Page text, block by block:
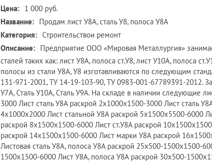
Цена: 1 000 руб.
Название: Продам лист У8А, сталь У8, полоса У8А
Категория: Строительствои ремонт
Описание: Предприятие ООО «Мировая Металлургия»
сталей таких как: лист У8А, полоса ст.У8, лист У10А, полоса
полосы из стали У8А, У8 изготавливаются по следующим
131-971-2001, ТУ 14-19-103-90, ТУ 0983-001-67789391-2012.
У7А, Сталь У10А, Сталь У9А. На складе в наличии следующие
3000 Лист сталь У8А раскрой 2х1000х1500-3000 Лист сталь
4х1000х2000 Лист стальной У8А раскрой 5х1500х5500-6000
раскрой 8х1500х1500-6000 Лист ст.У8А раскрой
раскрой 14х1500х1500-6000 Лист марки У8А раскрой
Листовая сталь У8А, полоса У8А раскрой 25х500-1500х1500-
1500х1500-6000 Лист У8А, полоса У8А раскрой 30х500-